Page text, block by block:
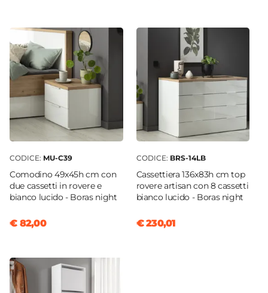
CODICE: MU-C39
Comodino 49x45h cm con
due cassetti in rovere e
bianco lucido - Boras night
€ 82,00
CODICE: BRS-14LB
Cassettiera 136x83h cm top
rovere artisan con 8 cassetti
bianco lucido - Boras night
€ 230,01